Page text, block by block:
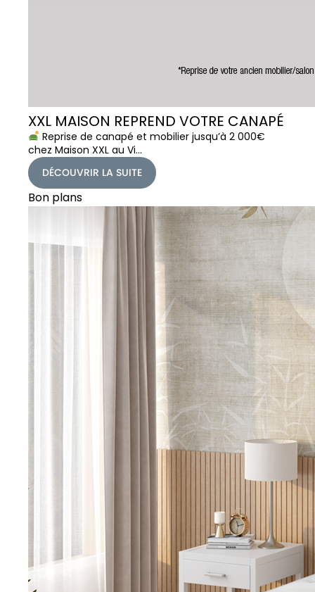
XXL MAISON REPREND VOTRE CANAPÉ
Reprise de canapé et mobilier jusqu’à 2 000€
chez Maison XXL au Vi…
DÉCOUVRIR LA SUITE
Bon plans